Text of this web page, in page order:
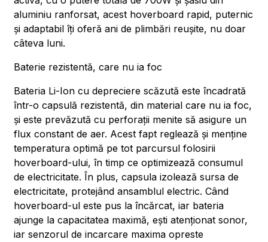
aluminiu ranforsat, acest hoverboard rapid, puternic
și adaptabil îți oferă ani de plimbări reușite, nu doar
câteva luni.
Baterie rezistentă, care nu ia foc
Bateria Li-Ion cu depreciere scăzută este încadrată
într-o capsulă rezistentă, din material care nu ia foc,
și este prevăzută cu perforații menite să asigure un
flux constant de aer. Acest fapt reglează și menține
temperatura optimă pe tot parcursul folosirii
hoverboard-ului, în timp ce optimizează consumul
de electricitate. În plus, capsula izolează sursa de
electricitate, protejând ansamblul electric. Când
hoverboard-ul este pus la încărcat, iar bateria
ajunge la capacitatea maximă, ești atenționat sonor,
iar senzorul de incarcare maxima opreste